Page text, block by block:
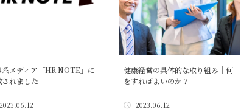
系メディア「HR NOTE」に
れました
2023.06.12
健康経営の具体的な取り組み｜何
をすればよいのか？
2023.06.12